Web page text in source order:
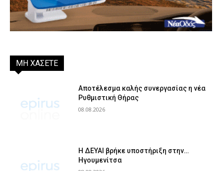
ΜΗ ΧΑΣΕΤΕ
Αποτέλεσμα καλής συνεργασίας η νέα
Ρυθμιστική Θήρας
08.08.2026
Η ΔΕΥΑΙ βρήκε υποστήριξη στην…
Ηγουμενίτσα